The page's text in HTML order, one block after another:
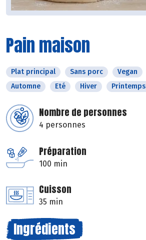
Pain maison
Plat principal Sans porc Vegan
Automne
Eté Hiver Printemps
Nombre de personnes
4 personnes
Préparation
100 min
Cuisson
35 min
Ingrédients